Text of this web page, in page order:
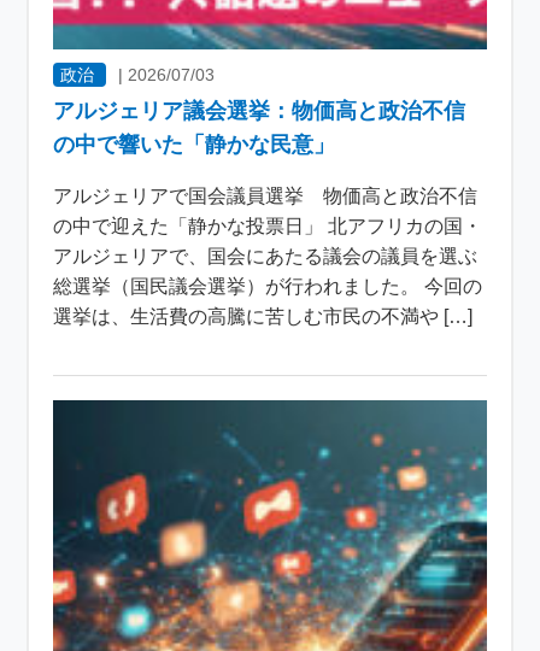
政治 |2026/07/03
アルジェリア議会選挙：物価高と政治不信
の中で響いた「静かな民意」
アルジェリアで国会議員選挙 物価高と政治不信
の中で迎えた「静かな投票日」 北アフリカの国・
アルジェリアで、国会にあたる議会の議員を選ぶ
総選挙（国民議会選挙）が行われました。 今回の
選挙は、生活費の高騰に苦しむ市民の不満や […]